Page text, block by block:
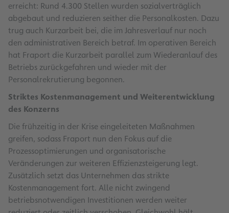
erreicht: Rund 4.300 Stellen wurden sozialverträglich
abgebaut und reduzieren seither die Personalkosten. Dazu
trug auch Kurzarbeit bei, die im Jahresverlauf nur noch
den administrativen Bereich betraf. Im operativen Bereich
hat Fraport die Kurzarbeit parallel zum Wiederanlauf des
Betriebs zurückgefahren und wieder mit der
Personalrekrutierung begonnen.
Striktes Kostenmanagement und Weiterentwicklung
des Konzerns
Die frühzeitig in der Krise eingeleiteten Maßnahmen
greifen, sodass Fraport nun den Fokus auf die
Prozessoptimierungen und organisatorische
Veränderungen zur weiteren Effizienzsteigerung legt.
Zusätzlich setzt das Unternehmen das strikte
Kostenmanagement fort. Alle nicht zwingend
betriebsnotwendigen Investitionen werden weiter